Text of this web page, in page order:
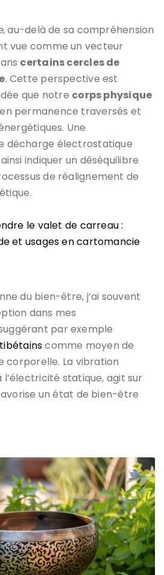
, au-delà de sa compréhension
vue comme un vecteur
certains cercles de
. Cette perspective est
que notre corps physique
permanence traversés et
Une
décharge électrostatique
indiquer un déséquilibre
de réalignement de
le valet de carreau :
et usages en cartomancie
du bien-être, j’ai souvent
dans mes
par exemple
comme moyen de
corporelle. La vibration
statique, agit sur
un état de bien-être